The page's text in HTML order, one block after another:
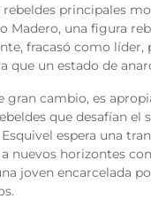
principales
Madero, una figura
fracasó como
que un estado de
cambio, es
que desafían
espera una
nuevos horizontes
joven encarcelada